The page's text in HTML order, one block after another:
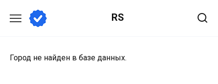
содержанию
RS
Город не найден в базе данных.